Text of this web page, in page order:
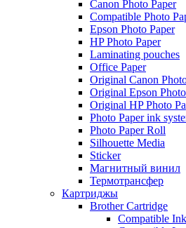
Canon Photo Paper
Compatible Photo
Epson Photo Paper
HP Photo Paper
Laminating pouches
Office Paper
Original Canon
Original Epson
Original HP Photo
Photo Paper ink
Photo Paper Roll
Silhouette Media
Sticker
Магнитный винил
Термотрансфер
Картриджы
Brother Cartridge
Compatible